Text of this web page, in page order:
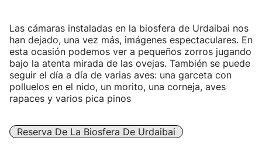
Las cámaras instaladas en la biosfera de Urdaibai nos
han dejado, una vez más, imágenes espectaculares. En
esta ocasión podemos ver a pequeños zorros jugando
bajo la atenta mirada de las ovejas. También se puede
seguir el día a día de varias aves: una garceta con
polluelos en el nido, un morito, una corneja, aves
rapaces y varios pica pinos
Reserva De La Biosfera De Urdaibai